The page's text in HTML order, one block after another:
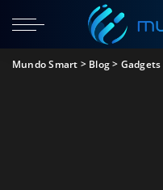
Mundo Smart > Blog> Gadgets